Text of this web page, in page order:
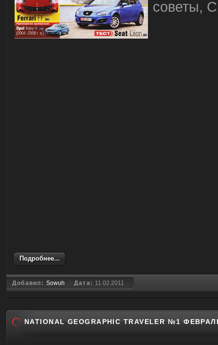
советы,
Подробнее...
Добавил: Sowuh Дата: 11.02.2011
NATIONAL GEOGRAPHIC TRAVELER №1